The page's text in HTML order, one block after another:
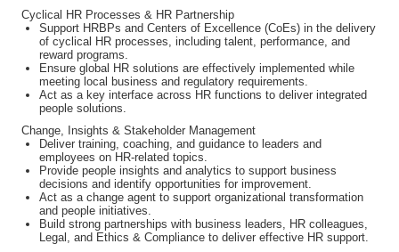
Cyclical HR Processes & HR Partnership
Support HRBPs and Centers of Excellence (CoEs) in the delivery
of cyclical HR processes, including talent, performance, and
reward programs.
Ensure global HR solutions are effectively implemented while
meeting local business and regulatory requirements.
Act as a key interface across HR functions to deliver integrated
people solutions.
Change, Insights & Stakeholder Management
Deliver training, coaching, and guidance to leaders and
employees on HR-related topics.
Provide people insights and analytics to support business
decisions and identify opportunities for improvement.
Act as a change agent to support organizational transformation
and people initiatives.
Build strong partnerships with business leaders, HR colleagues,
Legal, and Ethics & Compliance to deliver effective HR support.